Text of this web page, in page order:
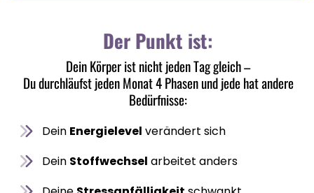
Der Punkt ist:
Dein Körper ist nicht jeden Tag gleich –
Du durchläufst jeden Monat 4 Phasen und jede hat andere
Bedürfnisse:
Dein Energielevel verändert sich
Dein Stoffwechsel arbeitet anders